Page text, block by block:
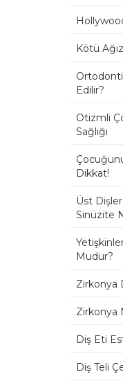
Kötü
Ortodonti
Edilir?
Otizmli
Sağlığı
Dikkat!
Üst
Sinüzite
Mudur?
Zirkonya
Zirkonya
Diş Eti
Diş Teli